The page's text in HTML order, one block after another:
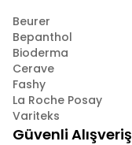
Beurer
Bepanthol
Bioderma
Cerave
Fashy
La Roche Posay
Variteks
Güvenli Alışveriş